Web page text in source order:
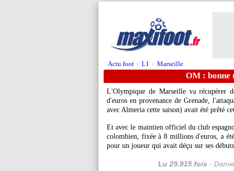
Actu foot > L1 > Marseille
OM : bonne
L'Olympique de Marseille va récupérer
d'euros en provenance de Grenade,
avec Almeria cette saison) avait été prêté
Et avec le maintien officiel du club
colombien, fixée à 8 millions d'euros, a
pour un joueur qui avait déçu sur ses
Lu 29.915 fois -